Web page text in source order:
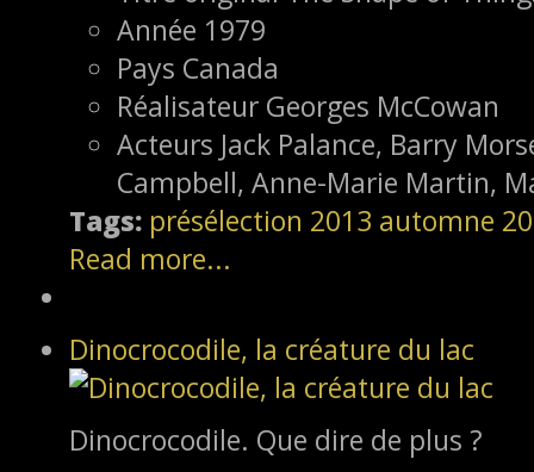
Année 1979
Pays Canada
Réalisateur Georges McCowan
Acteurs Jack Palance, Barry
Campbell, Anne-Marie Martin,
Tags: présélection 2013 automne
Read more...
Dinocrocodile, la créature du lac
Dinocrocodile. Que dire de plus ?